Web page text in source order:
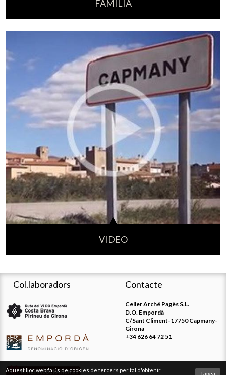
FAMÍLIA
VIDEO
Col.laboradors Contacte
Celler Arché Pagès S.L.
D.O. Empordà
C/Sant Climent-17750 Capmany-
Girona
+34 626 64 72 51
Aquest lloc web fa ús de cookies de tercers per tal d'obtenir